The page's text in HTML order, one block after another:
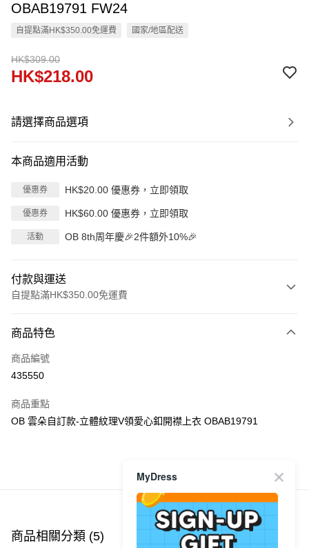
OBAB19791 FW24
自提點滿HK$350.00免運費 國家/地區配送
HK$309.00
HK$218.00
請選擇商品選項
本商品適用活動
優惠券 HK$20.00 優惠券，立即領取
優惠券 HK$60.00 優惠券，立即領取
活動 OB 8th周年慶🎉2件額外10%🎉
付款與運送
自提點滿HK$350.00免運費
信用卡
Apple Pay
PayMe
每筆HK$40.00，滿HK$350.00或以上免運費
付款後順豐站及營業點
商品特色
商品編號
435550
商品重點
OB 雲朵自訂款-立體紋理V領愛心釦開襟上衣 OBAB19791
商品推薦
商品相關分類 (5)
MyDress